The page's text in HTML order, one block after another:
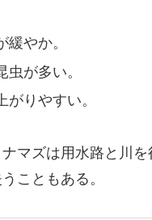
緩やか。
虫が多い。
がりやすい。
マズは用水路と川
こともある。